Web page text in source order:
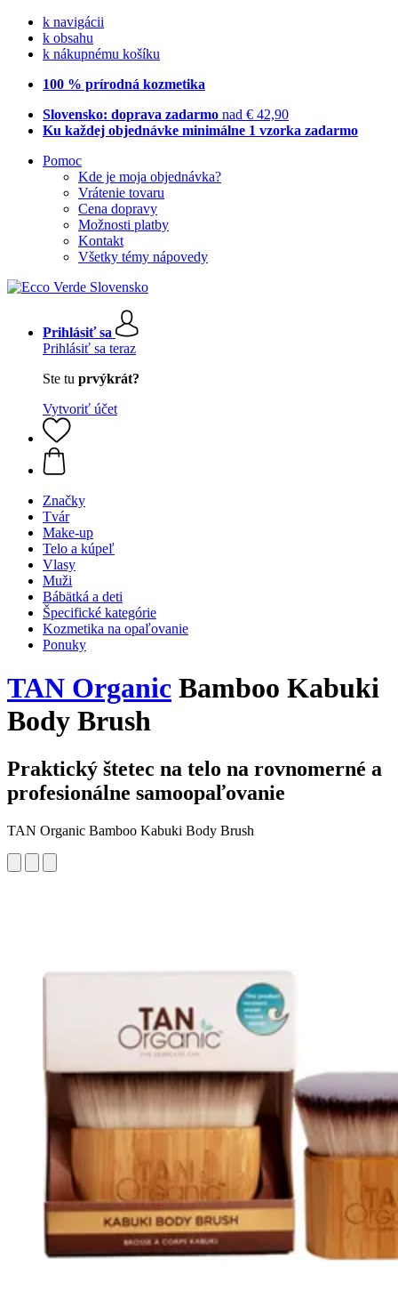
k navigácii
k obsahu
k nákupnému košíku
100 % prírodná kozmetika
Slovensko: doprava zadarmo nad € 42,90
Ku každej objednávke minimálne 1 vzorka zadarmo
Pomoc
Kde je moja objednávka?
Vrátenie tovaru
Cena dopravy
Možnosti platby
Kontakt
Všetky témy nápovedy
Prihlásiť sa
Prihlásiť sa teraz
Ste tu prvýkrát?
Vytvoriť účet
Značky
Tvár
Make-up
Telo a kúpeľ
Vlasy
Muži
Bábätká a deti
Špecifické kategórie
Kozmetika na opaľovanie
Ponuky
TAN Organic Bamboo Kabuki
Body Brush
Praktický štetec na telo na rovnomerné a
profesionálne samoopaľovanie
TAN Organic Bamboo Kabuki Body Brush